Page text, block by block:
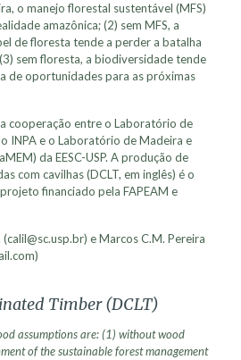
o manejo florestal sustentável (MFS)
amazônica; (2) sem MFS, a
de floresta tende a perder a batalha
sem floresta, a biodiversidade tende
de oportunidades para as próximas
cooperação entre o Laboratório de
INPA e o Laboratório de Madeira e
da EESC-USP. A produção de
com cavilhas (DCLT, em inglês) é o
financiado pela FAPEAM e
e Marcos C.M. Pereira
Timber (DCLT)
assumptions are: (1) without wood
of the sustainable forest management